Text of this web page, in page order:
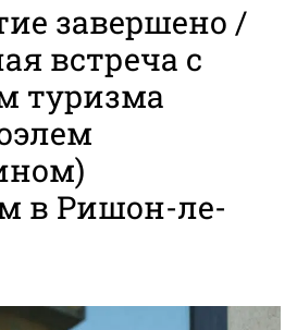
завершено /
встреча с
туризма
в Ришон-ле-